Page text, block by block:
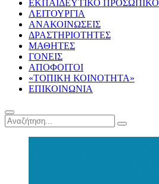
ΕΚΠΑΙΔΕΥΤΙΚΟ ΠΡΟΣΩΠΙΚΟ
ΛΕΙΤΟΥΡΓΙΑ
ΑΝΑΚΟΙΝΩΣΕΙΣ
ΔΡΑΣΤΗΡΙΟΤΗΤΕΣ
ΜΑΘΗΤΕΣ
ΓΟΝΕΙΣ
ΑΠΟΦΟΙΤΟΙ
«ΤΟΠΙΚΗ ΚΟΙΝΟΤΗΤΑ»
ΕΠΙΚΟΙΝΩΝΙΑ